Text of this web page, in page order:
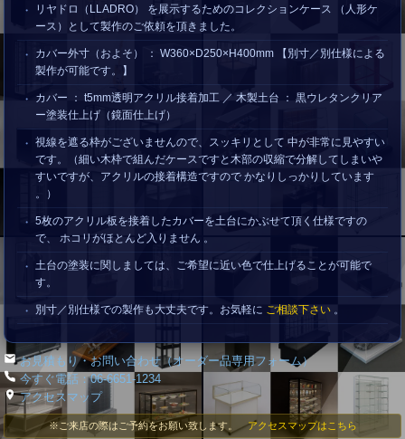
リヤドロ（LLADRO） を展示するためのコレクションケース （人形ケ
ース）として製作のご依頼を頂きました。
カバー外寸（およそ） ： W360×D250×H400mm 【別寸／別仕様による
製作が可能です。】
カバー ： t5mm透明アクリル接着加工 ／ 木製土台 ： 黒ウレタンクリア
ー塗装仕上げ（鏡面仕上げ）
視線を遮る枠がございませんので、スッキリとして 中が非常に見やすい
です。（細い木枠で組んだケースですと木部の収縮で分解してしまいや
すいですが、アクリルの接着構造ですので かなりしっかりしています
。）
5枚のアクリル板を接着したカバーを土台にかぶせて頂く仕様ですの
で、 ホコリがほとんど入りません 。
土台の塗装に関しましては、ご希望に近い色で仕上げることが可能で
す。
別寸／別仕様での製作も大丈夫です。お気軽に ご相談下さい 。
お見積もり・お問い合わせ（オーダー品専用フォーム）
今すぐ電話：06-6651-1234
アクセスマップ
※ご来店の際はご予約をお願い致します。アクセスマップはこちら